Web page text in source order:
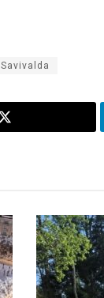
Savivalda